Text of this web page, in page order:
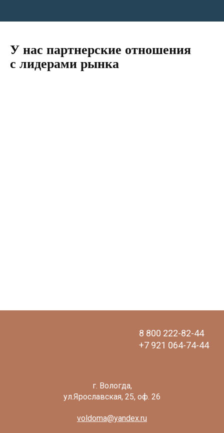
У нас партнерские отношения
с лидерами рынка
8 800 222-82-44
+7 921 064-74-44
voldoma@yandex.ru